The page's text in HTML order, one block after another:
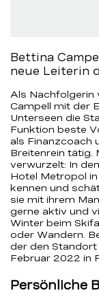
Bettina
neue Leiterin
Als Nachfolgerin
Campell mit der
Unterseen die
Funktion beste
als Finanzcoach
Breitenrein tätig.
verwurzelt: In
Hotel Metropol
kennen und
sie mit ihrem
gerne aktiv und
Winter beim
oder Wandern.
der den
Februar 2022 in
Persönliche